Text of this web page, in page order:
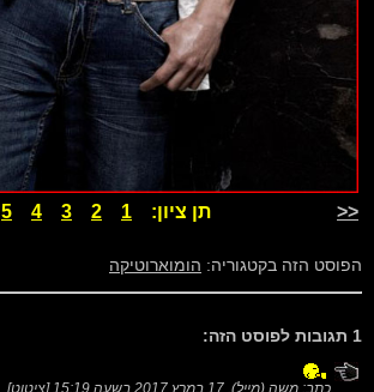
<< תן ציון: 1
2
3
4
5
הפוסט הזה בקטגוריה: הומוארוטיקה
1 תגובות לפוסט הזה: